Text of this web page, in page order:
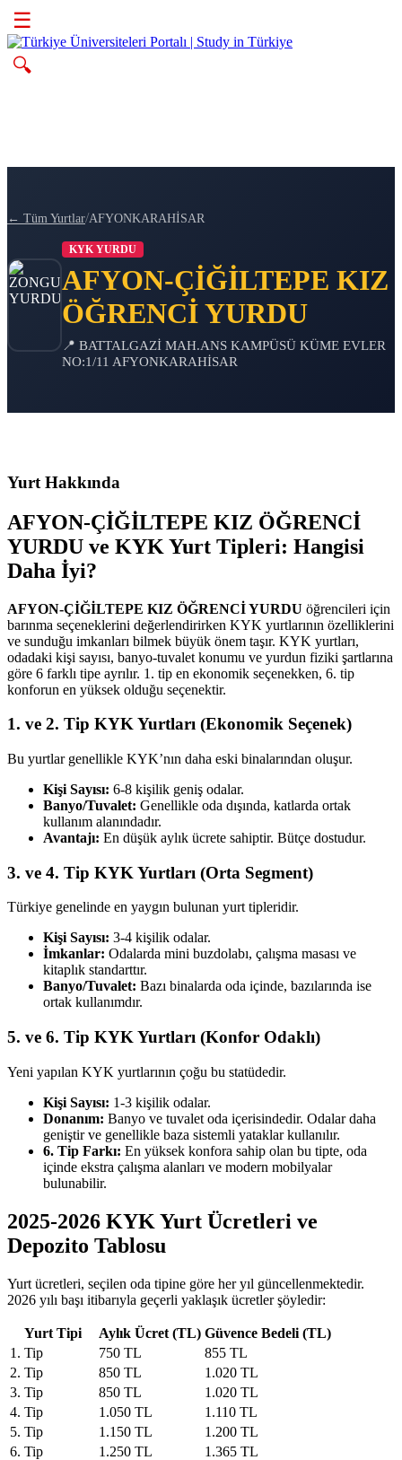
☰
🔍
← Tüm Yurtlar/AFYONKARAHİSAR
KYK YURDU
AFYON-ÇİĞİLTEPE KIZ
ÖĞRENCİ YURDU
📍 BATTALGAZİ MAH.ANS KAMPÜSÜ KÜME EVLER
NO:1/11 AFYONKARAHİSAR
Yurt Hakkında
AFYON-ÇİĞİLTEPE KIZ ÖĞRENCİ
YURDU ve KYK Yurt Tipleri: Hangisi
Daha İyi?
AFYON-ÇİĞİLTEPE KIZ ÖĞRENCİ YURDU öğrencileri için
barınma seçeneklerini değerlendirirken KYK yurtlarının özelliklerini
ve sunduğu imkanları bilmek büyük önem taşır. KYK yurtları,
odadaki kişi sayısı, banyo-tuvalet konumu ve yurdun fiziki şartlarına
göre 6 farklı tipe ayrılır. 1. tip en ekonomik seçenekken, 6. tip
konforun en yüksek olduğu seçenektir.
1. ve 2. Tip KYK Yurtları (Ekonomik Seçenek)
Bu yurtlar genellikle KYK’nın daha eski binalarından oluşur.
Kişi Sayısı: 6-8 kişilik geniş odalar.
Banyo/Tuvalet: Genellikle oda dışında, katlarda ortak
kullanım alanındadır.
Avantajı: En düşük aylık ücrete sahiptir. Bütçe dostudur.
3. ve 4. Tip KYK Yurtları (Orta Segment)
Türkiye genelinde en yaygın bulunan yurt tipleridir.
Kişi Sayısı: 3-4 kişilik odalar.
İmkanlar: Odalarda mini buzdolabı, çalışma masası ve
kitaplık standarttır.
Banyo/Tuvalet: Bazı binalarda oda içinde, bazılarında ise
ortak kullanımdır.
5. ve 6. Tip KYK Yurtları (Konfor Odaklı)
Yeni yapılan KYK yurtlarının çoğu bu statüdedir.
Kişi Sayısı: 1-3 kişilik odalar.
Donanım: Banyo ve tuvalet oda içerisindedir. Odalar daha
geniştir ve genellikle baza sistemli yataklar kullanılır.
6. Tip Farkı: En yüksek konfora sahip olan bu tipte, oda
içinde ekstra çalışma alanları ve modern mobilyalar
bulunabilir.
2025-2026 KYK Yurt Ücretleri ve
Depozito Tablosu
Yurt ücretleri, seçilen oda tipine göre her yıl güncellenmektedir.
2026 yılı başı itibarıyla geçerli yaklaşık ücretler şöyledir:
Yurt Tipi Aylık Ücret (TL) Güvence Bedeli (TL)
1. Tip
750 TL
855 TL
2. Tip
850 TL
1.020 TL
3. Tip
850 TL
1.020 TL
4. Tip
1.050 TL
1.110 TL
5. Tip
1.150 TL
1.200 TL
6. Tip
1.250 TL
1.365 TL